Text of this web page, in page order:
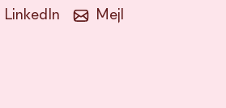
LinkedIn Mejl